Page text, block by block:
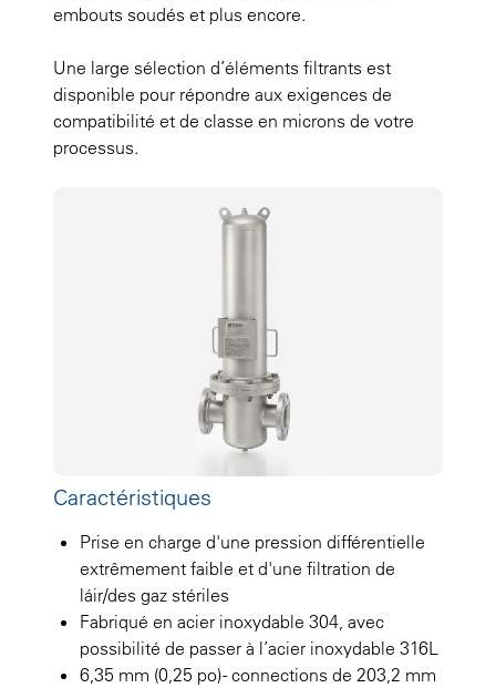
embouts soudés et plus encore.
Une large sélection d’éléments filtrants est
disponible pour répondre aux exigences de
compatibilité et de classe en microns de votre
processus.
Caractéristiques
Prise en charge d'une pression différentielle
extrêmement faible et d'une filtration de
láir/des gaz stériles
Fabriqué en acier inoxydable 304, avec
possibilité de passer à l’acier inoxydable 316L
6,35 mm (0,25 po) - connections de 203,2 mm